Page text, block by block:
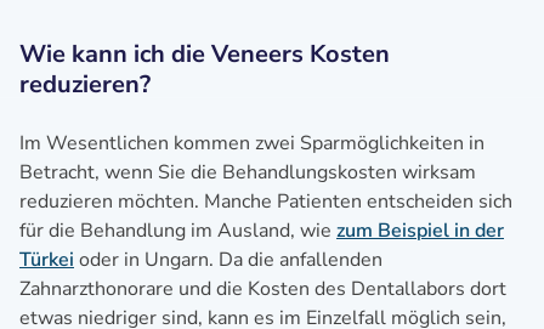
Wie kann ich die Veneers Kosten
reduzieren?
Im Wesentlichen kommen zwei Sparmöglichkeiten in
Betracht, wenn Sie die Behandlungskosten wirksam
reduzieren möchten. Manche Patienten entscheiden sich
für die Behandlung im Ausland, wie zum Beispiel in der
Türkei oder in Ungarn. Da die anfallenden
Zahnarzthonorare und die Kosten des Dentallabors dort
etwas niedriger sind, kann es im Einzelfall möglich sein,